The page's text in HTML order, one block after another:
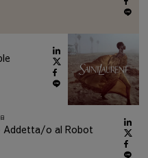
Addetta/o al Robot